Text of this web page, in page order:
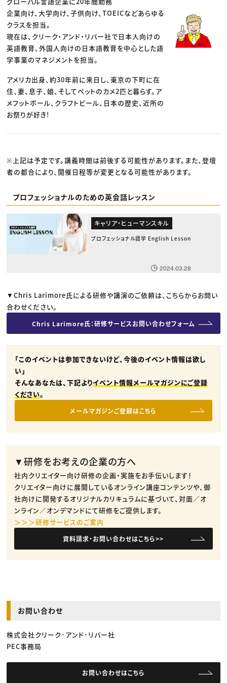
企業向け、大学向け、子供向け、TOEICなどあらゆる
クラスを担当。
現在は、クリーク・アンド・リバー社で日本人向けの
英語教育、外国人向けの日本語教育を中心とした語
学事業のマネジメントを担当。
アメリカ出身、約30年前に来日し、東京の下町に在
住、妻、息子、娘、そしてペットのカメ2匹と暮らす。ア
メフットボール、クラフトビール、日本の歴史、近所の
お祭りが好き!
※上記は予定です。講義時間は前後する可能性があります。また、登壇
者の都合により、開催日程等が変更となる可能性があります。
プロフェッショナルのための英会話レッスン
キャリア・ヒューマンスキル
プロフェッショナル語学 English Lesson
2024.03.28
▼Chris Larimore氏による研修や講演のご依頼は、こちらからお問い
合わせください。
Chris Larimore氏：研修サービスお問い合わせフォーム
「このイベントは参加できないけど、今後のイベント情報は欲し
い」
そんなあなたは、下記よりイベント情報メールマガジンにご登録
ください。
メールマガジンご登録はこちら
▼研修をお考えの企業の方へ
社内クリエイター向け研修の企画・実施をお手伝いします！
クリエイター向けに展開しているオンライン講座コンテンツや、御
社向けに開発するオリジナルカリキュラムに基づいて、対面／オ
ンライン／オンデマンドにて研修をご提供します。
＞＞＞研修サービスのご案内
資料請求・お問い合わせはこちら>>
お問い合わせ
株式会社クリーク･アンド･リバー社
PEC事務局
お問い合わせはこちら